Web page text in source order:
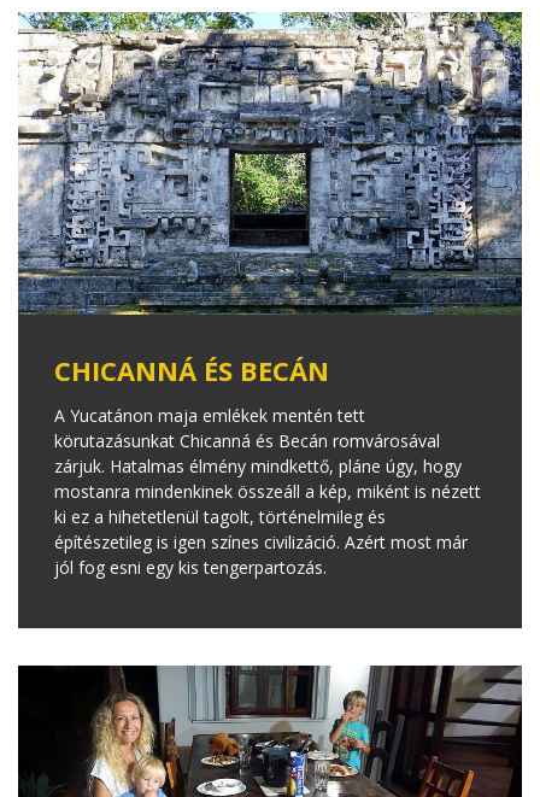
CHICANNÁ ÉS BECÁN
A Yucatánon maja emlékek mentén tett
körutazásunkat Chicanná és Becán romvárosával
zárjuk. Hatalmas élmény mindkettő, pláne úgy, hogy
mostanra mindenkinek összeáll a kép, miként is nézett
ki ez a hihetetlenül tagolt, történelmileg és
építészetileg is igen színes civilizáció. Azért most már
jól fog esni egy kis tengerpartozás.